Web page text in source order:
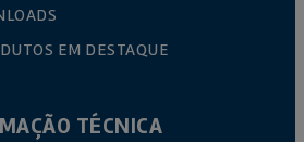
EM DESTAQUE
TÉCNICA